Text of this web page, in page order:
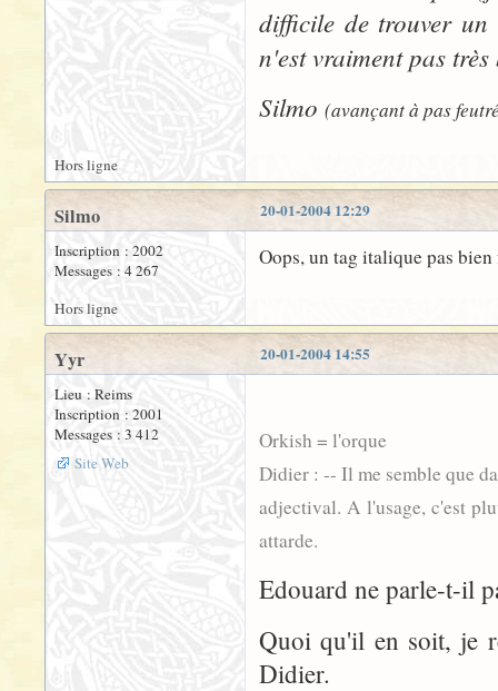
difficile de trouver
n'est vraiment pas
Silmo (avançant à pas
Hors ligne
20-01-2004 12:29
Silmo
Inscription : 2002
Messages : 4 267
Oops, un tag italique pas
Hors ligne
20-01-2004 14:55
Yyr
Lieu : Reims
Inscription : 2001
Messages : 3 412
Site Web
Orkish = l'orque
Didier : -- Il me semble que
adjectival. A l'usage, c'est
attarde.
Edouard ne parle-t-il
Quoi qu'il en soit, je
Didier.